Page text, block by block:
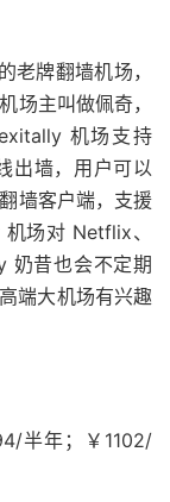
牌翻墙机场，
场主叫做佩奇，
机场支持
出墙，用户可以
墙客户端，支援
场对 Netflix、
奶昔也会不定期
端大机场有兴趣
半年；￥1102/